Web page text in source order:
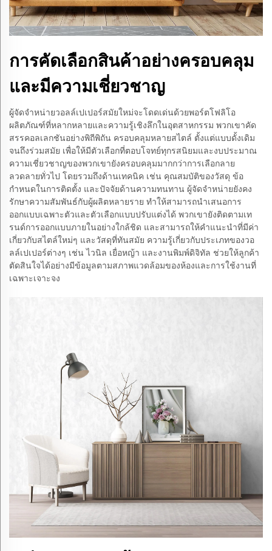
การคัดเลือกสินค้าอย่างครอบคลุม
และมีความเชี่ยวชาญ
ผู้จัดจำหน่ายวอลล์เปเปอร์สมัยใหม่จะโดดเด่นด้วยพอร์ตโฟลิโอ
ผลิตภัณฑ์ที่หลากหลายและความรู้เชิงลึกในอุตสาหกรรม พวกเขาคัด
สรรคอลเลกชันอย่างพิถีพิถัน ครอบคลุมหลายสไตล์ ตั้งแต่แบบดั้งเดิม
จนถึงร่วมสมัย เพื่อให้มีตัวเลือกที่ตอบโจทย์ทุกรสนิยมและงบประมาณ
ความเชี่ยวชาญของพวกเขายังครอบคลุมมากกว่าการเลือกลาย
ลวดลายทั่วไป โดยรวมถึงด้านเทคนิค เช่น คุณสมบัติของวัสดุ ข้อ
กำหนดในการติดตั้ง และปัจจัยด้านความทนทาน ผู้จัดจำหน่ายยังคง
รักษาความสัมพันธ์กับผู้ผลิตหลายราย ทำให้สามารถนำเสนอการ
ออกแบบเฉพาะตัวและตัวเลือกแบบปรับแต่งได้ พวกเขายังติดตามเท
รนด์การออกแบบภายในอย่างใกล้ชิด และสามารถให้คำแนะนำที่มีค่า
เกี่ยวกับสไตล์ใหม่ๆ และวัสดุที่ทันสมัย ความรู้เกี่ยวกับประเภทของวอ
ลล์เปเปอร์ต่างๆ เช่น ไวนิล เยื่อหญ้า และงานพิมพ์ดิจิทัล ช่วยให้ลูกค้า
ตัดสินใจได้อย่างมีข้อมูลตามสภาพแวดล้อมของห้องและการใช้งานที่
เฉพาะเจาะจง